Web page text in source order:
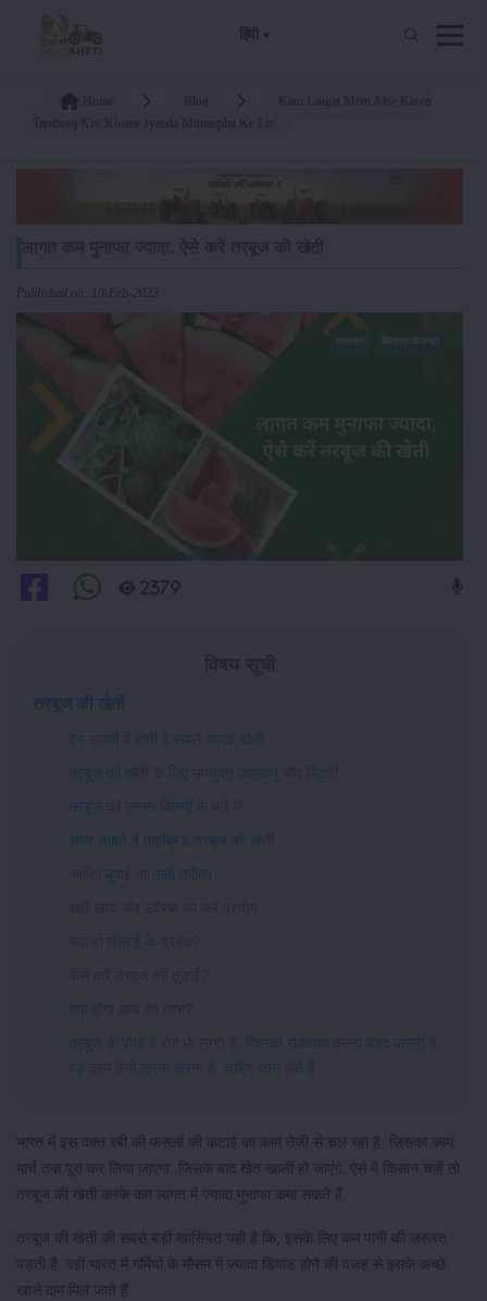
हिंदी
Published on: 10-Feb-2023
2379
तरबूज की खेती
इन राज्यों में होती है सबसे ज्यादा खेती
तरबूज की खेती के लिए उपयुक्त जलवायु और मिट्टी
तरबूज की उन्नत किस्मों के बारे में
अगर चाहते हैं हाइब्रिड तरबूज की खेती
जानिए बुवाई का सही तरीका
सही खाद और उर्वरक का करें प्रयोग
क्या हो सिंचाई के प्रबंध?
कैसे करें तरबूज की तुड़ाई?
क्या होगा आय का लाभ?
तरबूज के पौधों में रोग भी लगते हैं. जिनकी रोकथाम करना बेहद जरूरी है.
यह काम कैसे करना करना है, चलिए जान लेते हैं.
भारत में इस वक्त रबी की फसलों की कटाई का काम तेजी से चल रहा है. जिसका काम
मार्च तक पूरा कर लिया जाएगा. जिसके बाद खेत खाली हो जाएंगे. ऐसे में किसान चाहें तो
तरबूज की खेती करके कम लागत में ज्यादा मुनाफा कमा सकते हैं.
तरबूज की खेती की सबसे बड़ी खासियत यही है कि, इसके लिए कम पानी की जरूरत
पड़ती है. वहीं भारत में गर्मियों के मौसम में ज्यादा डिमांड होने की वजह से इसके अच्छे
खासे दाम मिल जाते हैं.